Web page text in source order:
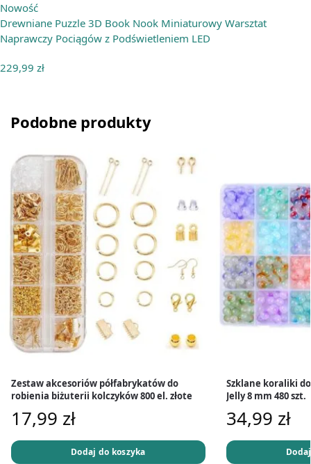
Nowość
Drewniane Puzzle 3D Book Nook Miniaturowy Warsztat
Naprawczy Pociągów z Podświetleniem LED
229,99 zł
Podobne produkty
Zestaw akcesoriów półfabrykatów do
robienia biżuterii kolczyków 800 el. złote
17,99 zł
Dodaj do koszyka
Szklane koraliki
Jelly 8 mm 480 szt.
34,99 zł